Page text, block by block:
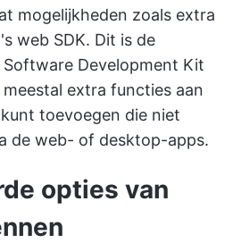
mogelijkheden zoals extra
web SDK. Dit is de
Development Kit
meestal extra functies aan
toevoegen die niet
de web- of desktop-apps.
opties van